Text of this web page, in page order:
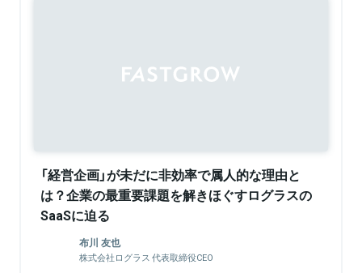
「経営企画」が未だに非効率で属人的な理由と
は？企業の最重要課題を解きほぐすログラスの
SaaSに迫る
布川 友也
株式会社ログラス 代表取締役CEO